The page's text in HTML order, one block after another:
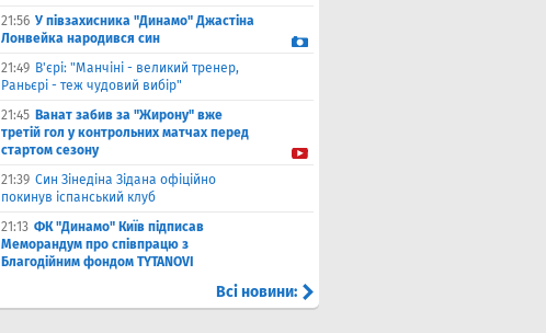
21:56 У півзахисника "Динамо" Джастіна
Лонвейка народився син
21:49 В'єрі: "Манчіні - великий тренер,
Раньєрі - теж чудовий вибір"
21:45 Ванат забив за "Жирону" вже
третій гол у контрольних матчах перед
стартом сезону
21:39 Син Зінедіна Зідана офіційно
покинув іспанський клуб
21:13 ФК "Динамо" Київ підписав
Меморандум про співпрацю з
Благодійним фондом TYTANOVI
Всі новини: